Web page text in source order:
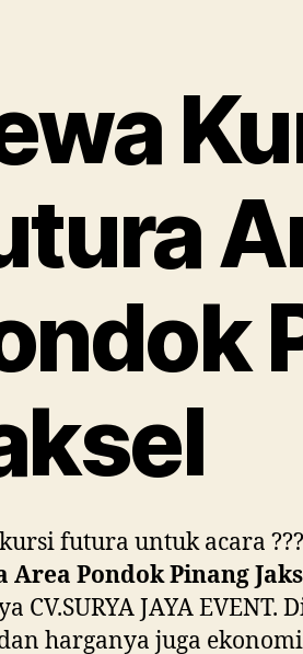
futura untuk acara
Area Pondok Pinang
CV.SURYA JAYA
harganya juga